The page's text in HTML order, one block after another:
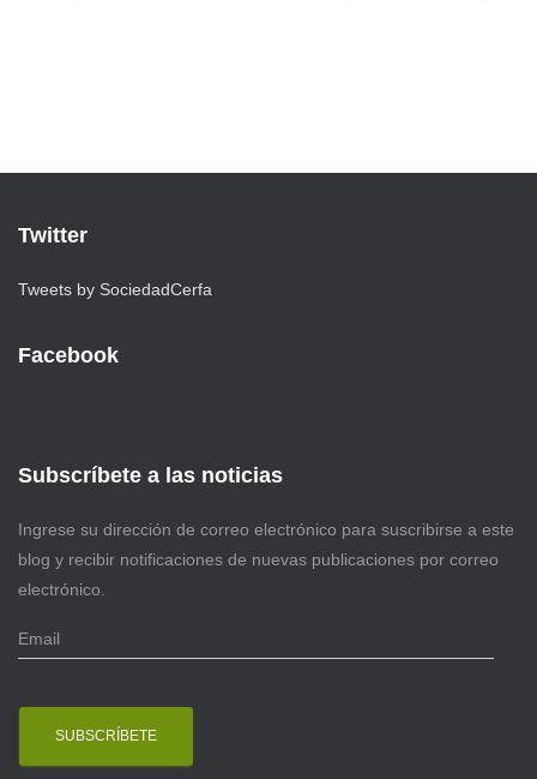
Twitter
Tweets by SociedadCerfa
Facebook
Subscríbete a las noticias
Ingrese su dirección de correo electrónico para suscribirse a este
blog y recibir notificaciones de nuevas publicaciones por correo
electrónico.
E
m